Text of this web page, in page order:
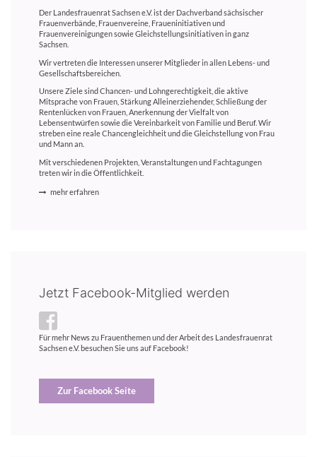
Der Landesfrauenrat Sachsen e.V. ist der Dachverband sächsischer
Frauenverbände, Frauenvereine, Fraueninitiativen und
Frauenvereinigungen sowie Gleichstellungsinitiativen in ganz
Sachsen.
Wir vertreten die Interessen unserer Mitglieder in allen Lebens- und
Gesellschaftsbereichen.
Unsere Ziele sind Chancen- und Lohngerechtigkeit, die aktive
Mitsprache von Frauen, Stärkung Alleinerziehender, Schließung der
Rentenlücken von Frauen, Anerkennung der Vielfalt von
Lebensentwürfen sowie die Vereinbarkeit von Familie und Beruf. Wir
streben eine reale Chancengleichheit und die Gleichstellung von Frau
und Mann an.
Mit verschiedenen Projekten, Veranstaltungen und Fachtagungen
treten wir in die Öffentlichkeit.
mehr erfahren
Jetzt Facebook-Mitglied werden
Für mehr News zu Frauenthemen und der Arbeit des Landesfrauenrat
Sachsen e.V. besuchen Sie uns auf Facebook!
Zur Facebook Seite